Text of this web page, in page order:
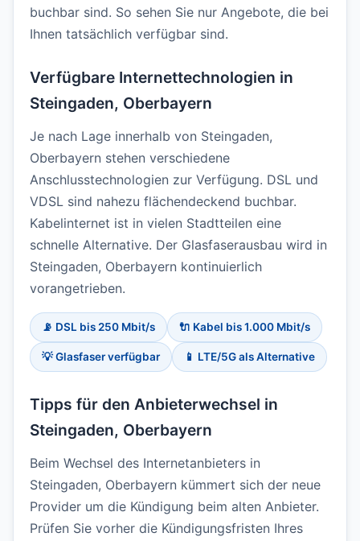
buchbar sind. So sehen Sie nur Angebote, die bei
Ihnen tatsächlich verfügbar sind.
Verfügbare Internettechnologien in
Steingaden, Oberbayern
Je nach Lage innerhalb von Steingaden,
Oberbayern stehen verschiedene
Anschlusstechnologien zur Verfügung. DSL und
VDSL sind nahezu flächendeckend buchbar.
Kabelinternet ist in vielen Stadtteilen eine
schnelle Alternative. Der Glasfaserausbau wird in
Steingaden, Oberbayern kontinuierlich
vorangetrieben.
📡 DSL bis 250 Mbit/s 🔌 Kabel bis 1.000 Mbit/s
💡 Glasfaser verfügbar 📱 LTE/5G als Alternative
Tipps für den Anbieterwechsel in
Steingaden, Oberbayern
Beim Wechsel des Internetanbieters in
Steingaden, Oberbayern kümmert sich der neue
Provider um die Kündigung beim alten Anbieter.
Prüfen Sie vorher die Kündigungsfristen Ihres